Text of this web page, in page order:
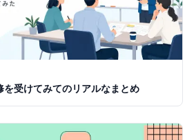
受けてみてのリアルなまとめ